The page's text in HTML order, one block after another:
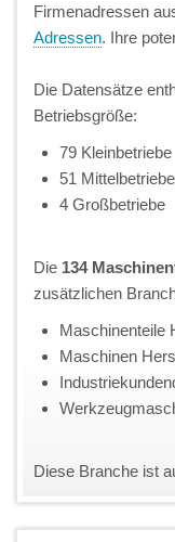
Firmenadressen
Adressen. Ihre
Die Datensätze
Betriebsgröße:
79 Kleinbetriebe
51 Mittelbetriebe
4 Großbetriebe
Die 134
zusätzlichen
Maschinenteile
Maschinen
Diese Branche ist